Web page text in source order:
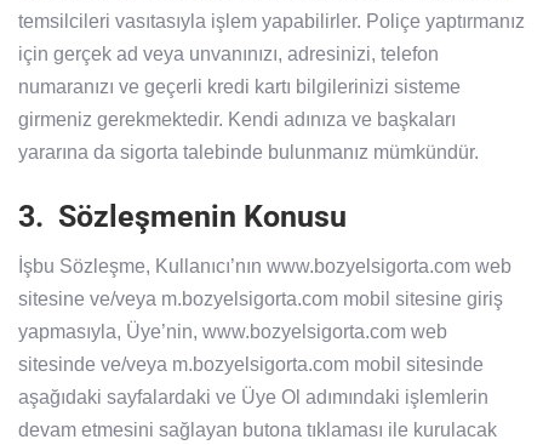
temsilcileri vasıtasıyla işlem yapabilirler. Poliçe yaptırmanız
için gerçek ad veya unvanınızı, adresinizi, telefon
numaranızı ve geçerli kredi kartı bilgilerinizi sisteme
girmeniz gerekmektedir. Kendi adınıza ve başkaları
yararına da sigorta talebinde bulunmanız mümkündür.
3. Sözleşmenin Konusu
İşbu Sözleşme, Kullanıcı’nın www.bozyelsigorta.com web
sitesine ve/veya m.bozyelsigorta.com mobil sitesine giriş
yapmasıyla, Üye’nin, www.bozyelsigorta.com web
sitesinde ve/veya m.bozyelsigorta.com mobil sitesinde
aşağıdaki sayfalardaki ve Üye Ol adımındaki işlemlerin
devam etmesini sağlayan butona tıklaması ile kurulacak